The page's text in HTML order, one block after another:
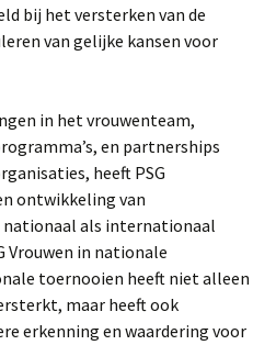
bij het versterken van de
van gelijke kansen voor
in het vrouwenteam,
en partnerships
heeft PSG
ontwikkeling van
als internationaal
Vrouwen in nationale
toernooien heeft niet alleen
maar heeft ook
erkenning en waardering voor